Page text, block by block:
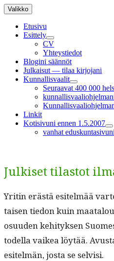
Siirry
sisältöön
Valikko
Etusivu
Esittely
näytä
alavalikko
CV
Yhteystiedot
Blogini säännöt
Julkaisut — tilaa kirjojani
Kunnallisvaalit
näytä
alavalikko
Seuraavat 400 000
Linkit
Kotisivuni ennen 1.5.2007
vanhat eduskuntasivuni
Julkiset tilastot
Yritin erästä esitelmää
taisen tiedon kuin
osu­u­den kehi­tyk­sen
todel­la vaikea löytää.
esitelmän, jos­ta se selvisi.